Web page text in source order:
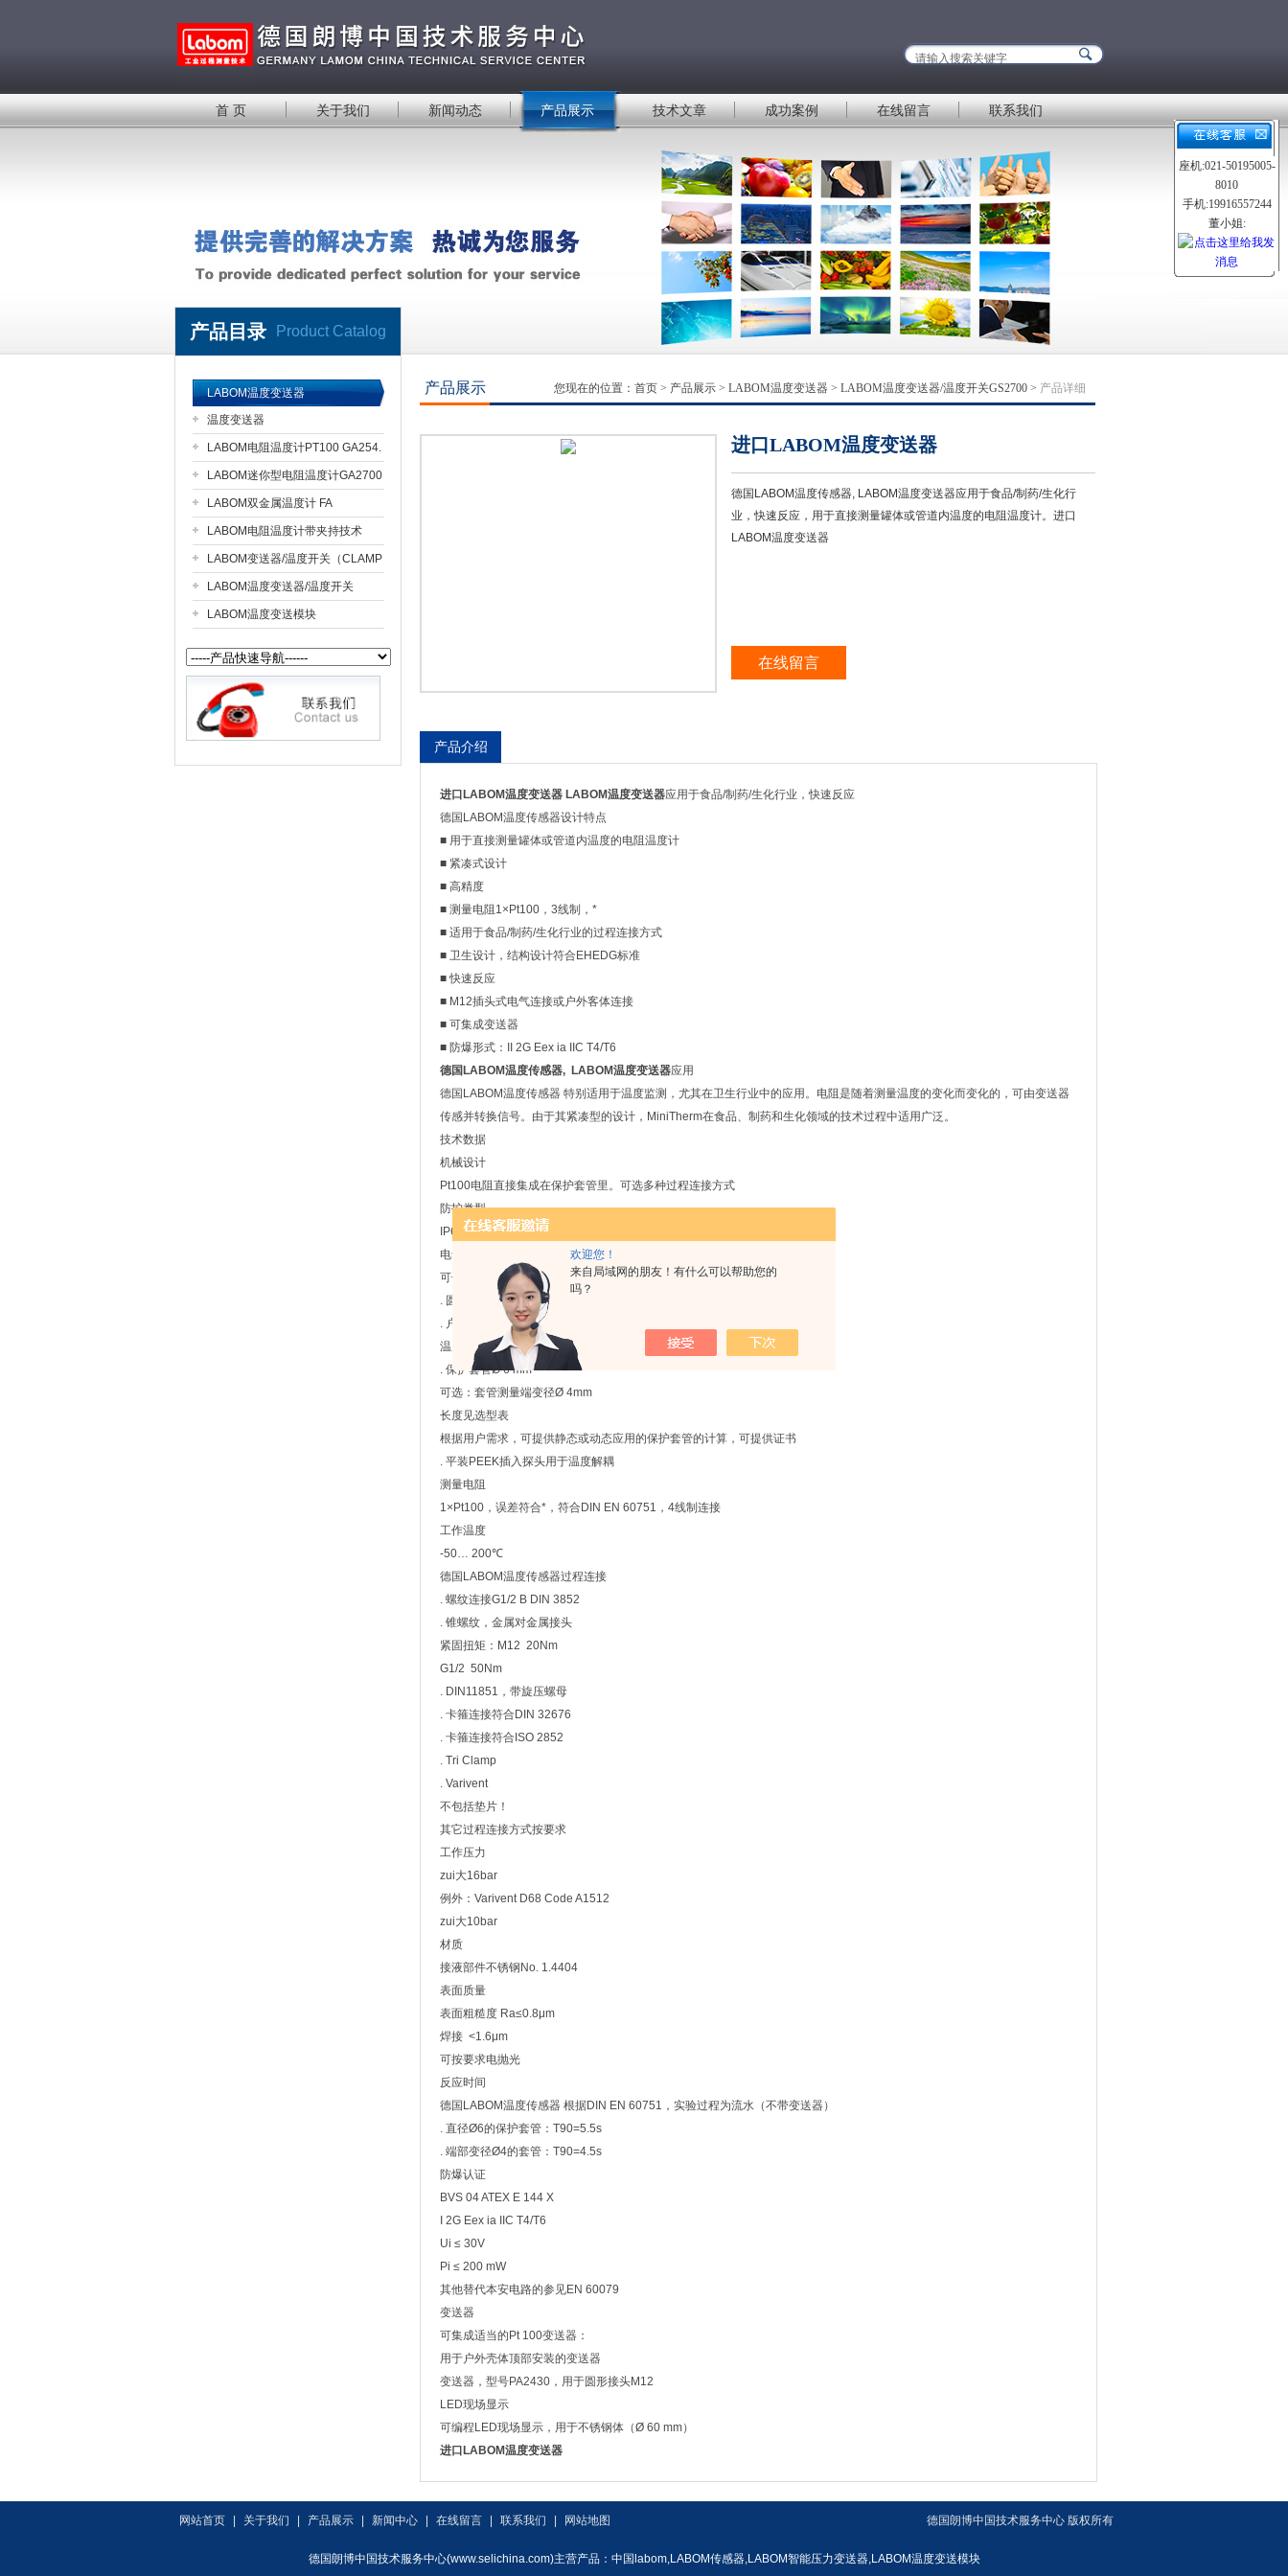
欢迎您！
来自局域网的朋友！有什么可以帮助您的
吗？
公司名称
首 页 关于我们 新闻动态 产品展示 技术文章 成功案例 在线留言 联系我们
产品目录 Product Catalog
LABOM温度变送器
温度变送器
LABOM电阻温度计PT100 GA254.
LABOM迷你型电阻温度计GA2700
LABOM双金属温度计 FA
LABOM电阻温度计带夹持技术
（CLAMP ON）GA2610
LABOM变送器/温度开关（CLAMP
ON）GS2610
LABOM温度变送器/温度开关
GS2700
LABOM温度变送模块
产品展示 您现在的位置： 首页 > 产品展示 > LABOM温度变送器 > LABOM温度变送器/温度开关GS2700 > 产品详细
进口LABOM温度变送器
德国LABOM温度传感器, LABOM温度变送器应用于食品/制药/生化行
业，快速反应，用于直接测量罐体或管道内温度的电阻温度计。进口
LABOM温度变送器
在线留言
产品介绍
进口LABOM温度变送器 LABOM温度变送器应用于食品/制药/生化行业，快速反应
德国LABOM温度传感器设计特点
■ 用于直接测量罐体或管道内温度的电阻温度计
■ 紧凑式设计
■ 高精度
■ 测量电阻1×Pt100，3线制，*
■ 适用于食品/制药/生化行业的过程连接方式
■ 卫生设计，结构设计符合EHEDG标准
■ 快速反应
■ M12插头式电气连接或户外客体连接
■ 可集成变送器
■ 防爆形式：II 2G Eex ia IIC T4/T6
德国LABOM温度传感器, LABOM温度变送器应用
德国LABOM温度传感器 特别适用于温度监测，尤其在卫生行业中的应用。电阻是随着测量温度的变化而变化的，可由变送器
传感并转换信号。由于其紧凑型的设计，MiniTherm在食品、制药和生化领域的技术过程中适用广泛。
技术数据
机械设计
Pt100电阻直接集成在保护套管里。可选多种过程连接方式
防护类型
IP67
电气连接
可供选择
. 圆形接头M12带螺纹连接，防护等级IP67符合DIN EN 60529
. 户外壳体，带螺纹的盖子，不锈钢材料.4305，IP67
温度探测元件
. 保护套管Ø 6 mm
可选：套管测量端变径Ø 4mm
长度见选型表
根据用户需求，可提供静态或动态应用的保护套管的计算，可提供证书
. 平装PEEK插入探头用于温度解耦
测量电阻
1×Pt100，误差符合*，符合DIN EN 60751，4线制连接
工作温度
-50… 200℃
德国LABOM温度传感器过程连接
. 螺纹连接G1/2 B DIN 3852
. 锥螺纹，金属对金属接头
紧固扭矩：M12 20Nm
G1/2 50Nm
. DIN11851，带旋压螺母
. 卡箍连接符合DIN 32676
. 卡箍连接符合ISO 2852
. Tri Clamp
. Varivent
不包括垫片！
其它过程连接方式按要求
工作压力
zui大16bar
例外：Varivent D68 Code A1512
zui大10bar
材质
接液部件不锈钢No. 1.4404
表面质量
表面粗糙度 Ra≤0.8μm
焊接 <1.6μm
可按要求电抛光
反应时间
德国LABOM温度传感器 根据DIN EN 60751，实验过程为流水（不带变送器）
. 直径Ø6的保护套管：T90=5.5s
. 端部变径Ø4的套管：T90=4.5s
防爆认证
BVS 04 ATEX E 144 X
I 2G Eex ia IIC T4/T6
Ui ≤ 30V
Pi ≤ 200 mW
其他替代本安电路的参见EN 60079
变送器
可集成适当的Pt 100变送器：
用于户外壳体顶部安装的变送器
变送器，型号PA2430，用于圆形接头M12
LED现场显示
可编程LED现场显示，用于不锈钢体（Ø 60 mm）
进口LABOM温度变送器
网站首页 关于我们 产品展示 新闻中心 在线留言 联系我们 网站地图 德国朗博中国技术服务中心 版权所有
德国朗博中国技术服务中心(www.selichina.com)主营产品：中国labom,LABOM传感器,LABOM智能压力变送器,LABOM温度变送模块
座机:021-50195005-
8010
手机:19916557244
董小姐: